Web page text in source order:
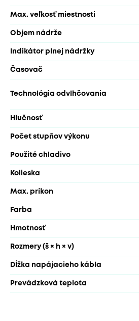
Max. veľkosť miestnosti
Objem nádrže
Indikátor plnej nádržky
Časovač
Technológia odvlhčovania
Hlučnosť
Počet stupňov výkonu
Použité chladivo
Kolieska
Max. príkon
Farba
Hmotnosť
Rozmery (š × h × v)
Dĺžka napájacieho kábla
Prevádzková teplota